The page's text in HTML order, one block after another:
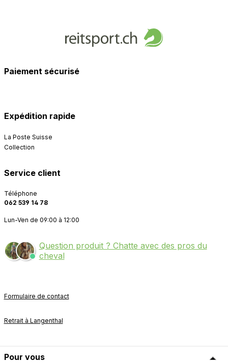
Paiement sécurisé
Expédition rapide
La Poste Suisse
Collection
Service client
Téléphone
062 539 14 78
Lun-Ven de 09:00 à 12:00
Question produit ? Chatte avec des pros du
cheval
Formulaire de contact
Retrait à Langenthal
Pour vous